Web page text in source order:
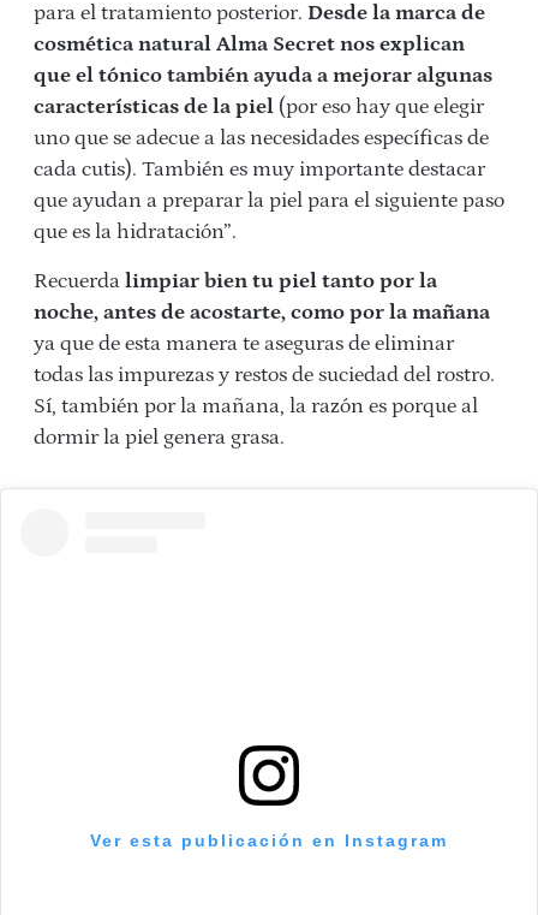
para el tratamiento posterior. Desde la marca de
cosmética natural Alma Secret nos explican
que el tónico también ayuda a mejorar algunas
características de la piel (por eso hay que elegir
uno que se adecue a las necesidades específicas de
cada cutis). También es muy importante destacar
que ayudan a preparar la piel para el siguiente paso
que es la hidratación”.
Recuerda limpiar bien tu piel tanto por la
noche, antes de acostarte, como por la mañana
ya que de esta manera te aseguras de eliminar
todas las impurezas y restos de suciedad del rostro.
Sí, también por la mañana, la razón es porque al
dormir la piel genera grasa.
Ver esta publicación en Instagram